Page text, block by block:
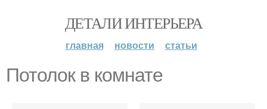
ДЕТАЛИ ИНТЕРЬЕРА
главная новости статьи
Потолок в комнате